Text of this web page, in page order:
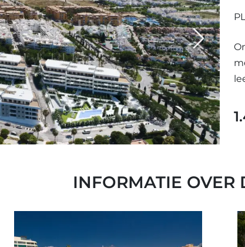
Next
INFORMATIE OVER